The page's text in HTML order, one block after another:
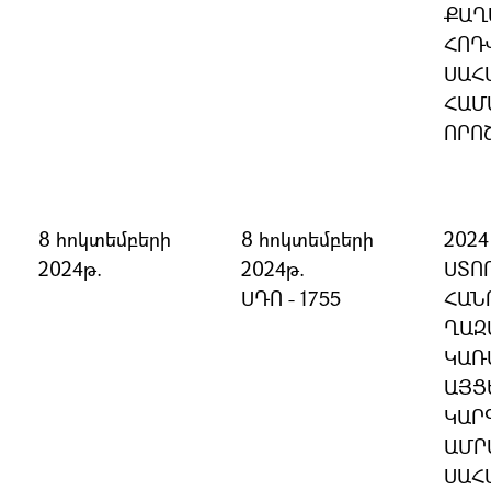
8 հոկտեմբերի
2024թ.
8 հոկտեմբերի
2024թ.
ՍԴՈ - 1755